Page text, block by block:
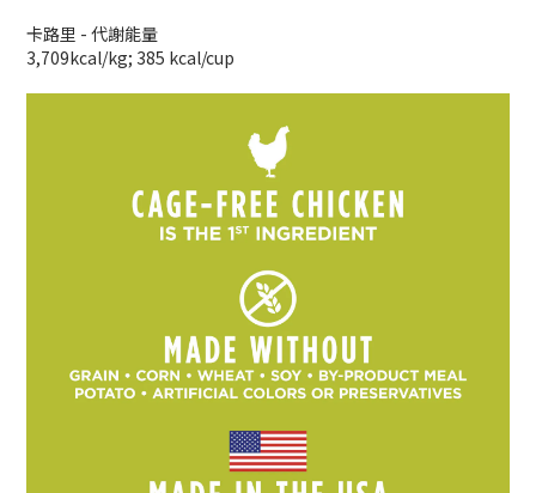
卡路里 - 代謝能量
3,709kcal/kg; 385 kcal/cup